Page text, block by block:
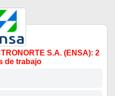
S.A. (ENSA): 2
de trabajo